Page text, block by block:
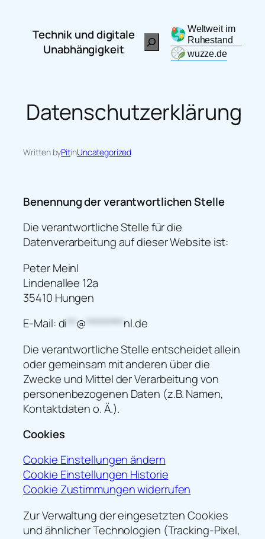
springenTechnik und digitale
Unabhängigkeit
Search
Weltweit im
Ruhestand
wuzze.de
Datenschutzerklärung
Written byPitinUncategorized
Benennung der verantwortlichen Stelle
Die verantwortliche Stelle für die
Datenverarbeitung auf dieser Website ist:
Peter Meinl
Lindenallee 12a
35410 Hungen
E-Mail:di**@********nl.de
Die verantwortliche Stelle entscheidet allein
oder gemeinsam mit anderen über die
Zwecke und Mittel der Verarbeitung von
personenbezogenen Daten (z.B. Namen,
Kontaktdaten o. Ä.).
Cookies
Cookie Einstellungen ändern
Cookie Einstellungen Historie
Cookie Zustimmungen widerrufen
Zur Verwaltung der eingesetzten Cookies
und ähnlicher Technologien (Tracking-Pixel,